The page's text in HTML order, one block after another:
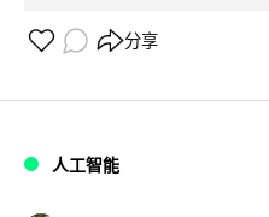
分享
人工智能